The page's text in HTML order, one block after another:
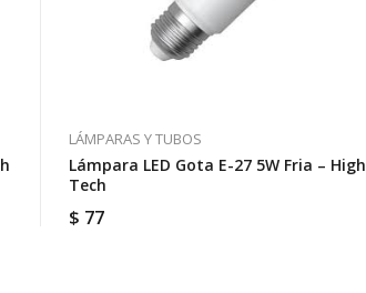
LÁMPARAS Y TUBOS
Lámpara LED Gota E-27 5W Fria – High
Tech
$ 77